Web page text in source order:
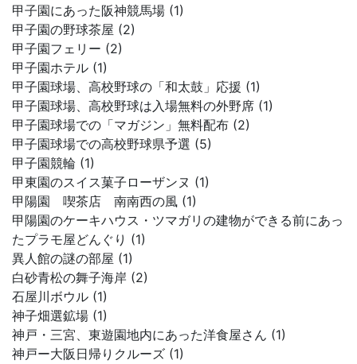
甲子園にあった阪神競馬場 (1)
甲子園の野球茶屋 (2)
甲子園フェリー (2)
甲子園ホテル (1)
甲子園球場、高校野球の「和太鼓」応援 (1)
甲子園球場、高校野球は入場無料の外野席 (1)
甲子園球場での「マガジン」無料配布 (2)
甲子園球場での高校野球県予選 (5)
甲子園競輪 (1)
甲東園のスイス菓子ローザンヌ (1)
甲陽園 喫茶店 南南西の風 (1)
甲陽園のケーキハウス・ツマガリの建物ができる前にあっ
たプラモ屋どんぐり (1)
異人館の謎の部屋 (1)
白砂青松の舞子海岸 (2)
石屋川ボウル (1)
神子畑選鉱場 (1)
神戸・三宮、東遊園地内にあった洋食屋さん (1)
神戸ー大阪日帰りクルーズ (1)